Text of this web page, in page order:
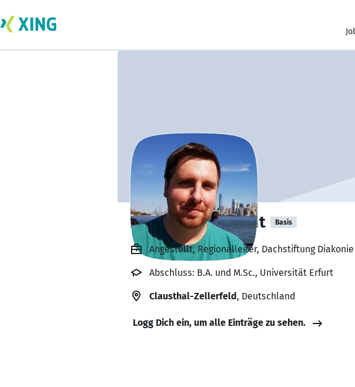
Daniel Knackstedt Basis
Angestellt, Regionalleiter, Dachstiftung Diakonie
Abschluss: B.A. und M.Sc., Universität Erfurt
Clausthal-Zellerfeld, Deutschland
Logg Dich ein, um alle Einträge zu sehen.